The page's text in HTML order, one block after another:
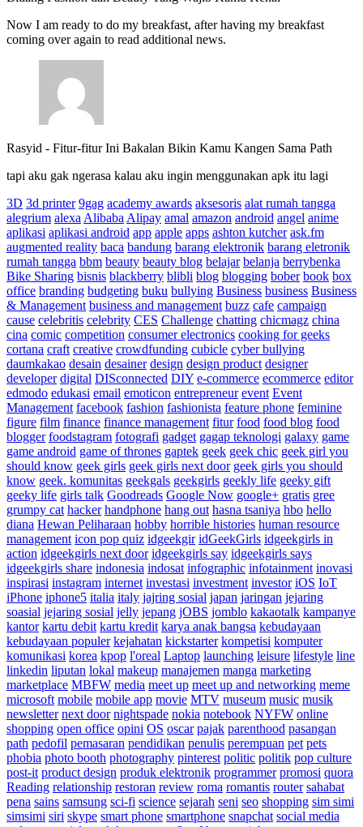
Now I am ready to do my breakfast, after having my breakfast
coming over again to read additional news.
Rasyid - Fitur-fitur Ini Bakalan Bikin Kamu Kangen Sama Path
tapi aku gak ngerasa kalau aku ingin menggunakan apk itu lagi
3D 3d printer 9gag academy awards aksesoris alat rumah tangga
alegrium alexa Alibaba Alipay amal amazon android angel anime
aplikasi aplikasi android app apple apps ashton kutcher ask.fm
augmented reality baca bandung barang elektronik barang eletronik
rumah tangga bbm beauty beauty blog belajar belanja berrybenka
Bike Sharing bisnis blackberry blibli blog blogging bober book box
office branding budgeting buku bullying Business business Business
& Management business and management buzz cafe campaign
cause celebritis celebrity CES Challenge chatting chicmagz china
cina comic competition consumer electronics cooking for geeks
cortana craft creative crowdfunding cubicle cyber bullying
daumkakao desain desainer design design product designer
developer digital DISconnected DIY e-commerce ecommerce editor
edmodo edukasi email emoticon entrepreneur event Event
Management facebook fashion fashionista feature phone feminine
figure film finance finance management fitur food food blog food
blogger foodstagram fotografi gadget gagap teknologi galaxy game
game android game of thrones gaptek geek geek chic geek girl you
should know geek girls geek girls next door geek girls you should
know geek. komunitas geekgals geekgirls geekly life geeky gift
geeky life girls talk Goodreads Google Now google+ gratis gree
grumpy cat hacker handphone hang out hasna tsaniya hbo hello
diana Hewan Peliharaan hobby horrible histories human resource
management icon pop quiz idgeekgir idGeekGirls idgeekgirls in
action idgeekgirls next door idgeekgirls say idgeekgirls says
idgeekgirls share indonesia indosat infographic infotainment inovasi
inspirasi instagram internet investasi investment investor iOS IoT
iPhone iphone5 italia italy jajring sosial japan jaringan jejaring
soasial jejaring sosial jelly jepang jOBS jomblo kakaotalk kampanye
kantor kartu debit kartu kredit karya anak bangsa kebudayaan
kebudayaan populer kejahatan kickstarter kompetisi komputer
komunikasi korea kpop l'oreal Laptop launching leisure lifestyle line
linkedin liputan lokal makeup manajemen manga marketing
marketplace MBFW media meet up meet up and networking meme
microsoft mobile mobile app movie MTV museum music musik
newsletter next door nightspade nokia notebook NYFW online
shopping open office opini OS oscar pajak parenthood pasangan
path pedofil pemasaran pendidikan penulis perempuan pet pets
phobia photo booth photography pinterest politic politik pop culture
post-it product design produk elektronik programmer promosi quora
Reading relationship restoran review roma romantis router sahabat
pena sains samsung sci-fi science sejarah seni seo shopping sim simi
simsimi siri skype smart phone smartphone snapchat social media